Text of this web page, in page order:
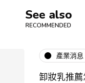
See also
RECOMMENDED
產業消息
卸妝乳推